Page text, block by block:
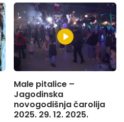
Male pitalice –
Jagodinska
novogodišnja čarolija
2025. 29. 12. 2025.